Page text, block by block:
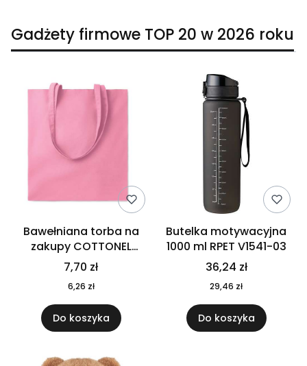
Gadżety firmowe TOP 20 w 2026 roku
Bawełniana torba na
zakupy COTTONEL
COLOUR++ MO9846-11
7,70 zł
6,26 zł
Do koszyka
Butelka motywacyjna
1000 ml RPET V1541-03
36,24 zł
29,46 zł
Do koszyka